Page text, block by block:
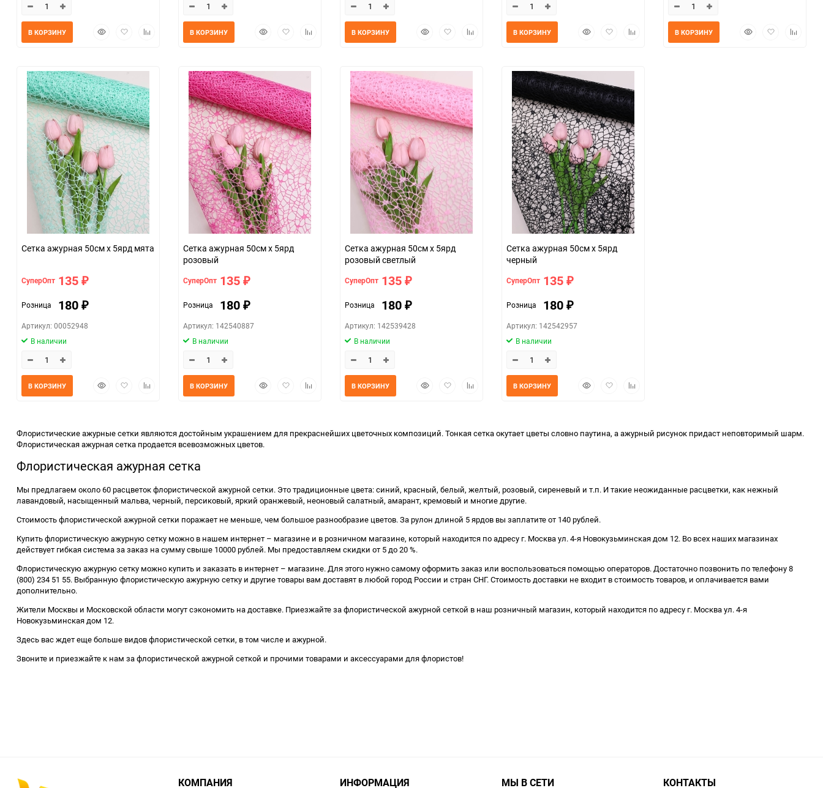
БыстрыйДобавитьДобавить
В КОРЗИНУ
БыстрыйДобавитьДобавить
В КОРЗИНУ
БыстрыйДобавитьДобавить
В КОРЗИНУ
БыстрыйДобавитьДобавить
В КОРЗИНУ
БыстрыйДобавить
В КОРЗИНУ
Сетка ажурная 50см х 5ярд мята
СуперОпт 135 ₽
Розница 180 ₽
Артикул: 00052948
В наличии
БыстрыйДобавитьДобавить
В КОРЗИНУ
Сетка ажурная 50см х 5ярд
розовый
СуперОпт 135 ₽
Розница 180 ₽
Артикул: 142540887
В наличии
БыстрыйДобавитьДобавить
В КОРЗИНУ
Сетка ажурная 50см х 5ярд
розовый светлый
СуперОпт 135 ₽
Розница 180 ₽
Артикул: 142539428
В наличии
БыстрыйДобавитьДобавить
В КОРЗИНУ
Сетка ажурная 50см х 5ярд
черный
СуперОпт 135 ₽
Розница 180 ₽
Артикул: 142542957
В наличии
БыстрыйДобавитьДобавить
В КОРЗИНУ
Флористические ажурные сетки являются достойным украшением для прекраснейших цветочных композиций. Тонкая сетка окутает цветы словно паутина, а ажурный рисунок придаст неповторимый шарм.
Флористическая ажурная сетка продается всевозможных цветов.
Флористическая ажурная сетка
Мы предлагаем около 60 расцветок флористической ажурной сетки. Это традиционные цвета: синий, красный, белый, желтый, розовый, сиреневый и т.п. И такие неожиданные расцветки, как нежный
лавандовый, насыщенный мальва, черный, персиковый, яркий оранжевый, неоновый салатный, амарант, кремовый и многие другие.
Стоимость флористической ажурной сетки поражает не меньше, чем большое разнообразие цветов. За рулон длиной 5 ярдов вы заплатите от 140 рублей.
Купить флористическую ажурную сетку можно в нашем интернет – магазине и в розничном магазине, который находится по адресу г. Москва ул. 4-я Новокузьминская дом 12. Во всех наших магазинах
действует гибкая система за заказ на сумму свыше 10000 рублей. Мы предоставляем скидки от 5 до 20 %.
Флористическую ажурную сетку можно купить и заказать в интернет – магазине. Для этого нужно самому оформить заказ или воспользоваться помощью операторов. Достаточно позвонить по телефону 8
(800) 234 51 55. Выбранную флористическую ажурную сетку и другие товары вам доставят в любой город России и стран СНГ. Стоимость доставки не входит в стоимость товаров, и оплачивается вами
дополнительно.
Жители Москвы и Московской области могут сэкономить на доставке. Приезжайте за флористической ажурной сеткой в наш розничный магазин, который находится по адресу г. Москва ул. 4-я
Новокузьминская дом 12.
Здесь вас ждет еще больше видов флористической сетки, в том числе и ажурной.
Звоните и приезжайте к нам за флористической ажурной сеткой и прочими товарами и аксессуарами для флористов!
КОМПАНИЯ ИНФОРМАЦИЯ МЫ В СЕТИ КОНТАКТЫ